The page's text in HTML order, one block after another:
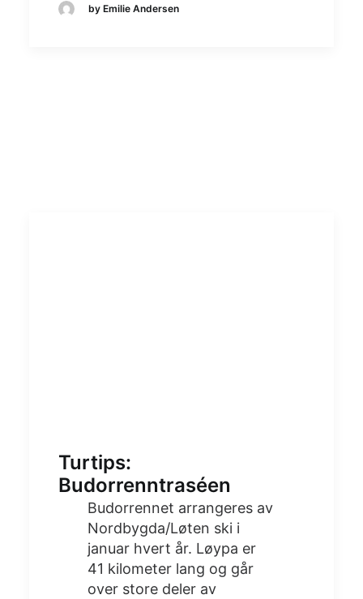
by Emilie Andersen
Turtips:
Budorrenntraséen
Budorrennet arrangeres av
Nordbygda/Løten ski i
januar hvert år. Løypa er
41 kilometer lang og går
over store deler av